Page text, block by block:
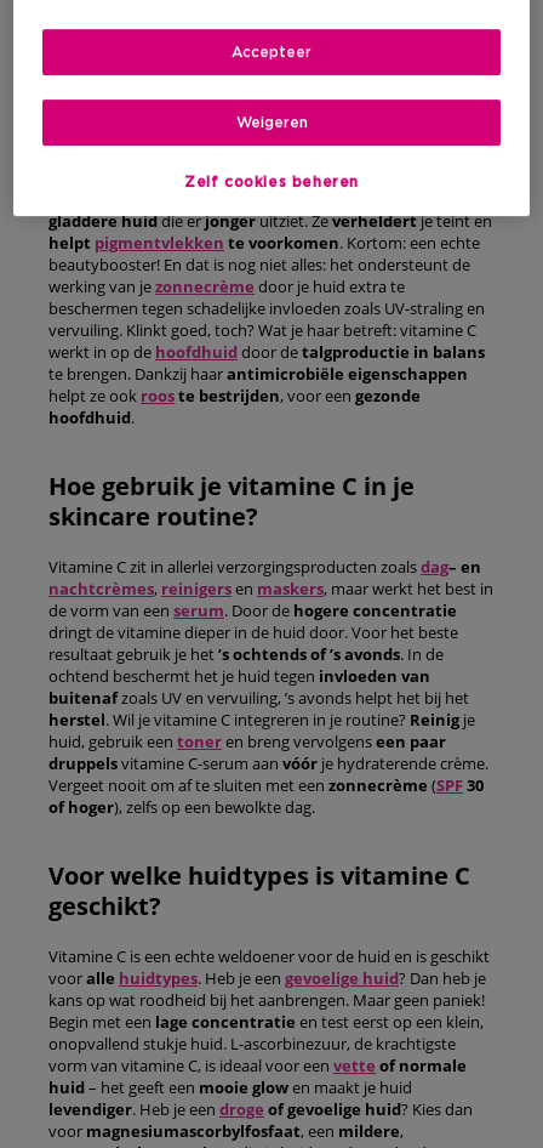
vitamine C voor je huid
en haar
antioxidantenpeil op peilte houden en de aanmaak van
gladdere huiddie erjongeruitziet. Zeverheldertje teint en
helpt pigmentvlekken te voorkomen. Kortom: een echte
beautybooster! En dat is nog niet alles: het ondersteunt de
werking van jezonnecrème door je huid extra te
beschermen tegen schadelijke invloeden zoals UV-straling en
vervuiling. Klinkt goed, toch? Wat je haar betreft: vitamine C
werkt in op de hoofdhuiddoor detalgproductie in balans
te brengen. Dankzij haarantimicrobiële eigenschappen
helpt ze ook rooste bestrijden, voor een gezonde
hoofdhuid.
Hoe gebruik je vitamine C in je
skincare routine?
Vitamine C zit in allerlei verzorgingsproducten zoalsdag– en
nachtcrèmes, reinigersen maskers, maar werkt het best in
de vorm van een serum. Door de hogere concentratie
dringt de vitamine dieper in de huid door. Voor het beste
resultaat gebruik je het’s ochtends of ’s avonds. In de
ochtend beschermt het je huid tegen invloeden van
buitenafzoals UV en vervuiling, ’s avonds helpt het bij het
herstel. Wil je vitamine C integreren in je routine? Reinigje
huid, gebruik een toneren breng vervolgenseen paar
druppelsvitamine C-serum aan vóór je hydraterende crème.
Vergeet nooit om af te sluiten met een zonnecrème (SPF30
of hoger), zelfs op een bewolkte dag.
Voor welke huidtypes is vitamine C
geschikt?
Vitamine C is een echte weldoener voor de huid en is geschikt
vooralle huidtypes. Heb je een gevoelige huid? Dan heb je
kans op wat roodheid bij het aanbrengen. Maar geen paniek!
Begin met een lage concentratie en test eerst op een klein,
onopvallend stukje huid. L-ascorbinezuur, de krachtigste
vorm van vitamine C, is ideaal voor een vette of normale
huid– het geeft een mooie glowen maakt je huid
levendiger. Heb je een droge of gevoelige huid? Kies dan
voor magnesiumascorbylfosfaat, een mildere,
Zelf cookies beheren
Weigeren
Accepteer